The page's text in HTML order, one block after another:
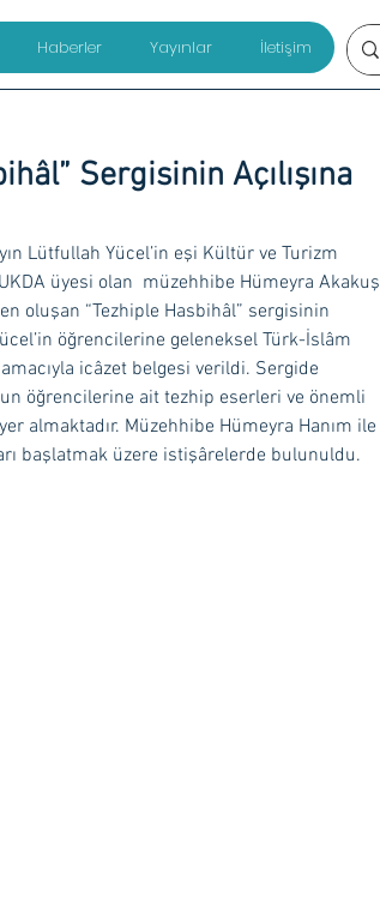
Haberler Yayınlar İletişim
Sergisinin Açılışına
Lütfullah Yücel’in eşi Kültür ve Turizm
üyesi olan  müzehhibe Hümeyra Akakuş
oluşan “Tezhiple Hasbihâl” sergisinin
öğrencilerine geleneksel Türk-İslâm
icâzet belgesi verildi. Sergide
öğrencilerine ait tezhip eserleri ve önemli
almaktadır. Müzehhibe Hümeyra Hanım ile
başlatmak üzere istişârelerde bulunuldu.